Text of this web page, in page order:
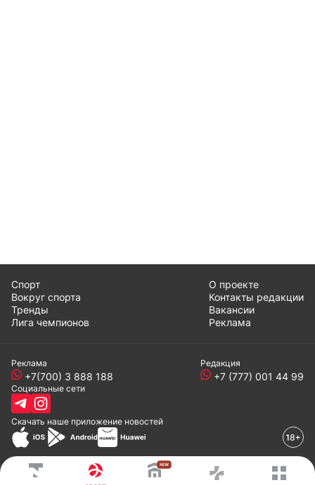
Спорт
Вокруг спорта
Тренды
Лига чемпионов
О проекте
Контакты редакции
Вакансии
Реклама
Реклама
+7(700) 3 888 188
Редакция
+7 (777) 001 44 99
Социальные сети
Скачать наше приложение новостей